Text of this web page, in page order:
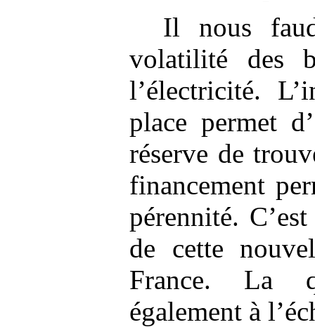
Il nous
volatilité des
l’électricité.
place permet
réserve de
financement
pérennité.
de cette
France. La
également à